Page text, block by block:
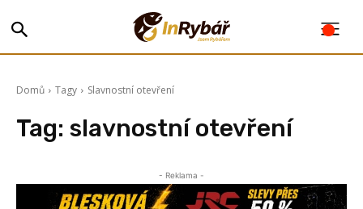
Domů Tagy Slavnostní otevření
Tag: slavnostní otevření
- Reklama -